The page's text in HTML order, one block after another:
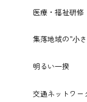
医療・福祉研修
集落地域の”⼩
明るい⼀揆
交通ネットワー